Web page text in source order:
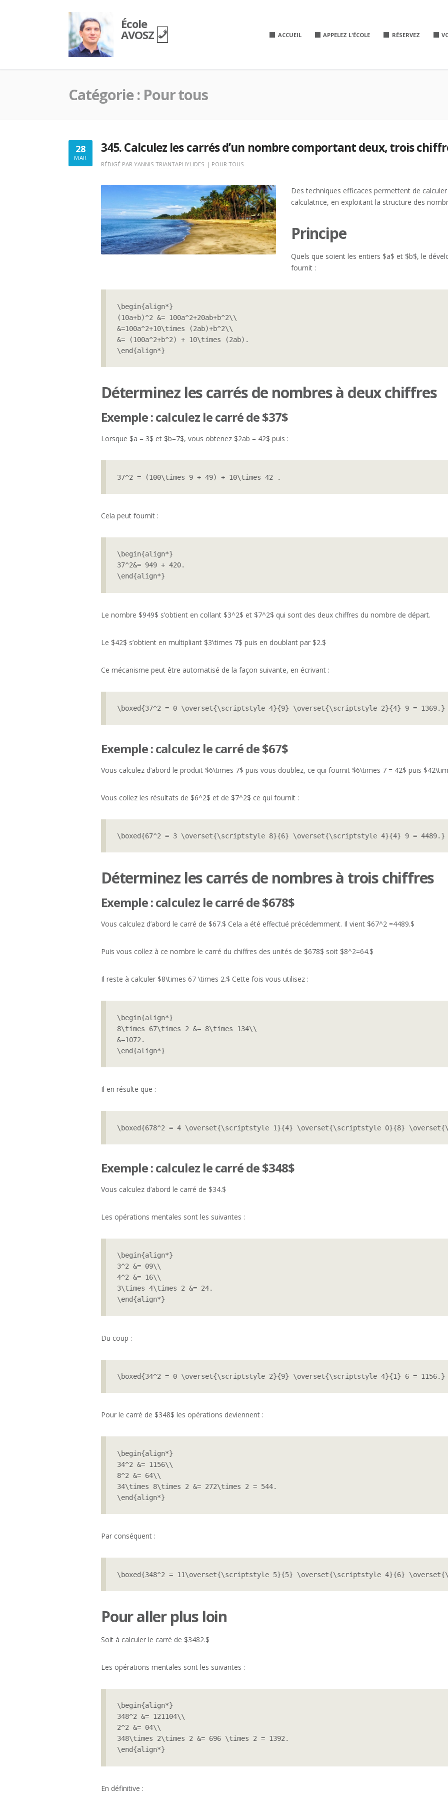
École
AVOSZ ACCUEIL APPELEZ L'ÉCOLE RÉSERVEZ
Catégorie : Pour tous
28
MAR
345. Calculez les carrés d’un nombre comportant deux, trois
RÉDIGÉ PAR YANNIS TRIANTAPHYLIDES O
2
8
/
0
3
/
2
0
| POUR TOUS
Des techniques efficaces permettent de
calculatrice, en exploitant la structure des
Principe
Quels que soient les entiers $a$ et $b$, le
fournit :
\begin{align*}
(10a+b)^2 &= 100a^2+20ab+b^2\\
&=100a^2+10\times (2ab)+b^2\\
&= (100a^2+b^2) + 10\times (2ab).
\end{align*}
Déterminez les carrés de nombres à deux chiffres
Exemple : calculez le carré de $37$
Lorsque $a = 3$ et $b=7$, vous obtenez $2ab = 42$ puis :
37^2 = (100\times 9 + 49) + 10\times 42 .
Cela peut fournit :
\begin{align*}
37^2&= 949 + 420.
\end{align*}
Le nombre $949$ s’obtient en collant $3^2$ et $7^2$ qui sont des deux chiffres du nombre de départ.
Le $42$ s’obtient en multipliant $3\times 7$ puis en doublant par $2.$
Ce mécanisme peut être automatisé de la façon suivante, en écrivant :
\boxed{37^2 = 0 \overset{\scriptstyle 4}{9} \overset{\scriptstyle 2}{4} 9 = 1369.}
Exemple : calculez le carré de $67$
Vous calculez d’abord le produit $6\times 7$ puis vous doublez, ce qui fournit $6\times 7 = 42$ puis
Vous collez les résultats de $6^2$ et de $7^2$ ce qui fournit :
\boxed{67^2 = 3 \overset{\scriptstyle 8}{6} \overset{\scriptstyle 4}{4} 9 = 4489.}
Déterminez les carrés de nombres à trois chiffres
Exemple : calculez le carré de $678$
Vous calculez d’abord le carré de $67.$ Cela a été effectué précédemment. Il vient $67^2 =4489.$
Puis vous collez à ce nombre le carré du chiffres des unités de $678$ soit $8^2=64.$
Il reste à calculer $8\times 67 \times 2.$ Cette fois vous utilisez :
\begin{align*}
8\times 67\times 2 &= 8\times 134\\
&=1072.
\end{align*}
Il en résulte que :
\boxed{678^2 = 4 \overset{\scriptstyle 1}{4} \overset{\scriptstyle 0}{8}
Exemple : calculez le carré de $348$
Vous calculez d’abord le carré de $34.$
Les opérations mentales sont les suivantes :
\begin{align*}
3^2 &= 09\\
4^2 &= 16\\
3\times 4\times 2 &= 24.
\end{align*}
Du coup :
\boxed{34^2 = 0 \overset{\scriptstyle 2}{9} \overset{\scriptstyle 4}{1} 6 = 1156.}
Pour le carré de $348$ les opérations deviennent :
\begin{align*}
34^2 &= 1156\\
8^2 &= 64\\
34\times 8\times 2 &= 272\times 2 = 544.
\end{align*}
Par conséquent :
\boxed{348^2 = 11\overset{\scriptstyle 5}{5} \overset{\scriptstyle 4}{6}
Pour aller plus loin
Soit à calculer le carré de $3482.$
Les opérations mentales sont les suivantes :
\begin{align*}
348^2 &= 121104\\
2^2 &= 04\\
348\times 2\times 2 &= 696 \times 2 = 1392.
\end{align*}
En définitive :